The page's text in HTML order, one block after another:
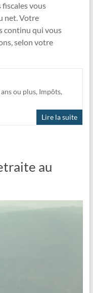
vous
net. Votre
continu qui vous
selon votre
ou plus, Impôts,
Lire la suite
au